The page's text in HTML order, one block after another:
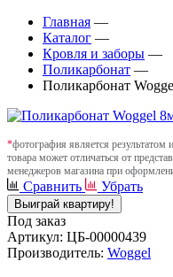
Главная —
Каталог —
Кровля и заборы —
Поликарбонат —
Поликарбонат
*фотография является результатом
товара может отличаться от
менеджеров магазина при
Сравнить Убрать
Выиграй квартиру!
Под заказ
Артикул: ЦБ-00000439
Производитель: Woggel